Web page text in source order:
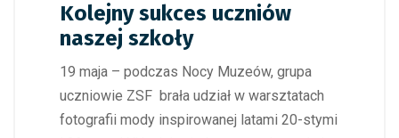
Kolejny sukces uczniów
naszej szkoły
19 maja – podczas Nocy Muzeów, grupa
uczniowie ZSF brała udział w warsztatach
fotografii mody inspirowanej latami 20-stymi